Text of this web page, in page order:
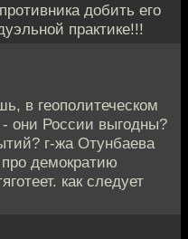
добить его
практике!!!
в геополитеческом
они России выгодны?
г-жа Отунбаева
демократию
как следует